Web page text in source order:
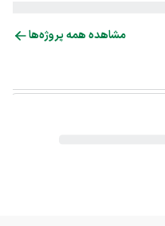
مشاهده همه پروژه‌ها